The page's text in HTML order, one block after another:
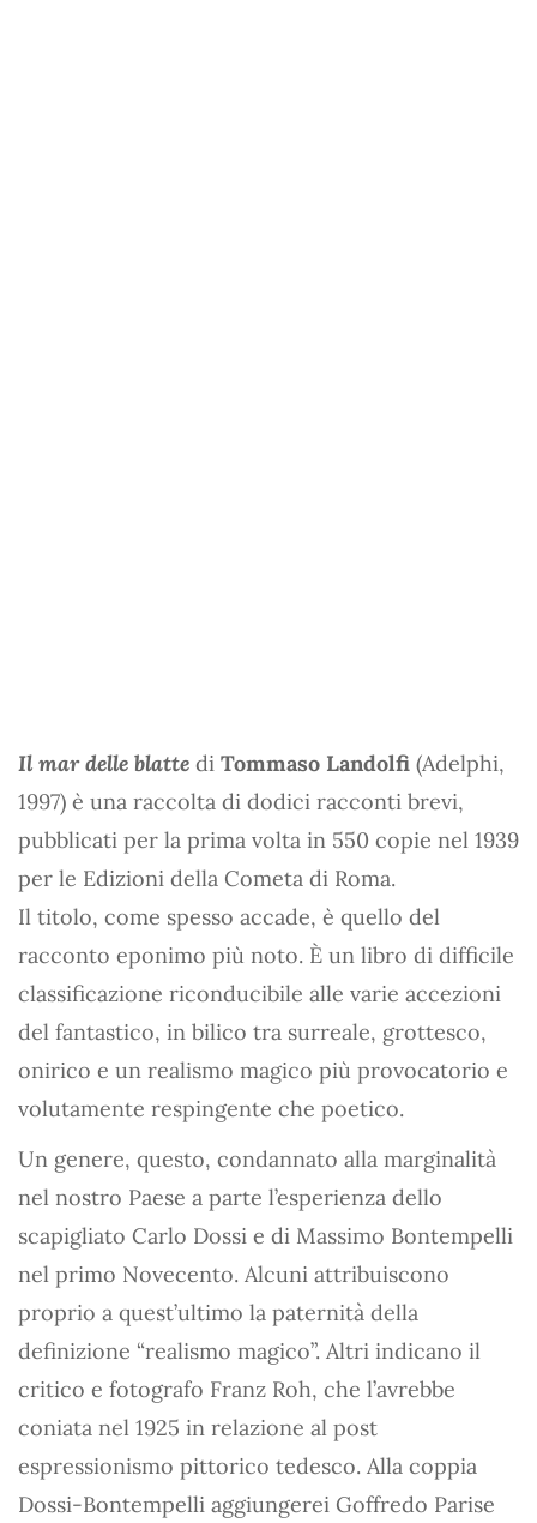
Il mar delle blatte di Tommaso Landolfi (Adelphi,
1997) è una raccolta di dodici racconti brevi,
pubblicati per la prima volta in 550 copie nel 1939
per le Edizioni della Cometa di Roma.
Il titolo, come spesso accade, è quello del
racconto eponimo più noto. È un libro di difficile
classificazione riconducibile alle varie accezioni
del fantastico, in bilico tra surreale, grottesco,
onirico e un realismo magico più provocatorio e
volutamente respingente che poetico.
Un genere, questo, condannato alla marginalità
nel nostro Paese a parte l’esperienza dello
scapigliato Carlo Dossi e di Massimo Bontempelli
nel primo Novecento. Alcuni attribuiscono
proprio a quest’ultimo la paternità della
definizione “realismo magico”. Altri indicano il
critico e fotografo Franz Roh, che l’avrebbe
coniata nel 1925 in relazione al post
espressionismo pittorico tedesco. Alla coppia
Dossi-Bontempelli aggiungerei Goffredo Parise